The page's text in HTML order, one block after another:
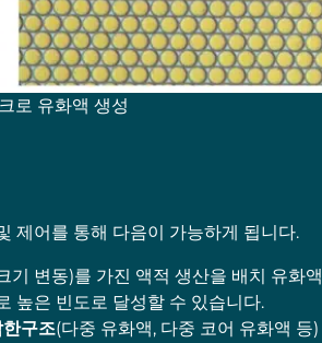
로 유화액 생성
제어를 통해 다음이 가능하게 됩니다.
기 변동)를 가진 액적 생산을 배치 유화액
높은 빈도로 달성할 수 있습니다.
구조(다중 유화액, 다중 코어 유화액 등)